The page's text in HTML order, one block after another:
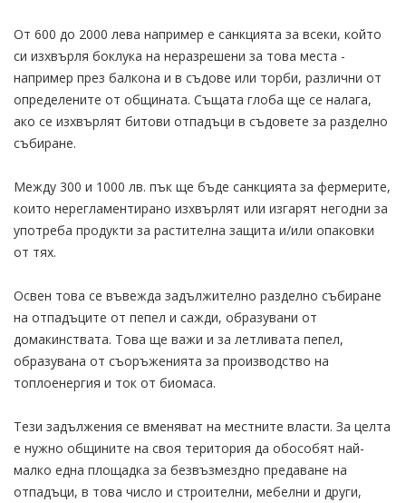
От 600 до 2000 лева например е санкцията за всеки, който
си изхвърля боклука на неразрешени за това места -
например през балкона и в съдове или торби, различни от
определените от общината. Същата глоба ще се налага,
ако се изхвърлят битови отпадъци в съдовете за разделно
събиране.
Между 300 и 1000 лв. пък ще бъде санкцията за фермерите,
които нерегламентирано изхвърлят или изгарят негодни за
употреба продукти за растителна защита и/или опаковки
от тях.
Освен това се въвежда задължително разделно събиране
на отпадъците от пепел и сажди, образувани от
домакинствата. Това ще важи и за летливата пепел,
образувана от съоръженията за производство на
топлоенергия и ток от биомаса.
Тези задължения се вменяват на местните власти. За целта
е нужно общините на своя територия да обособят най-
малко една площадка за безвъзмездно предаване на
отпадъци, в това число и строителни, мебелни и други,